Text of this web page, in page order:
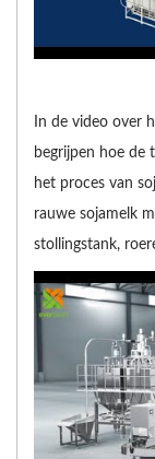
In de video over
begrijpen hoe de
het proces van
rauwe sojamelk
stollingstank,